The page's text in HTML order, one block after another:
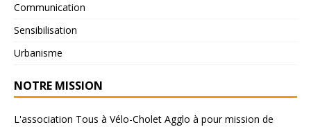
Communication
Sensibilisation
Urbanisme
NOTRE MISSION
L'association Tous à Vélo-Cholet Agglo à pour mission de